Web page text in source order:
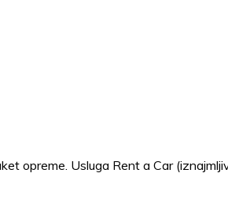
opreme. Usluga Rent a Car